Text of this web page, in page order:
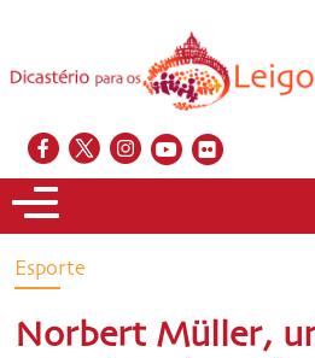
Esporte
Norbert Müller,